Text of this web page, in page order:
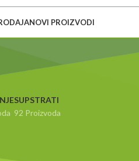
NOVI PROIZVODI
SUPSTRATI
92 Proizvoda